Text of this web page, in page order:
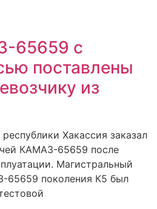
65659 с
поставлены
из
Хакассия заказал
КАМАЗ-65659 после
Магистральный
65659 поколения К5 был